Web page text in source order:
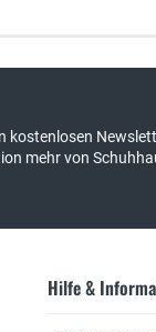
kostenlosen
mehr von
Hilfe &